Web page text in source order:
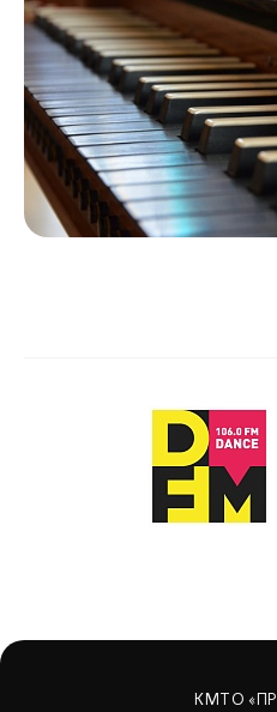
КМТО